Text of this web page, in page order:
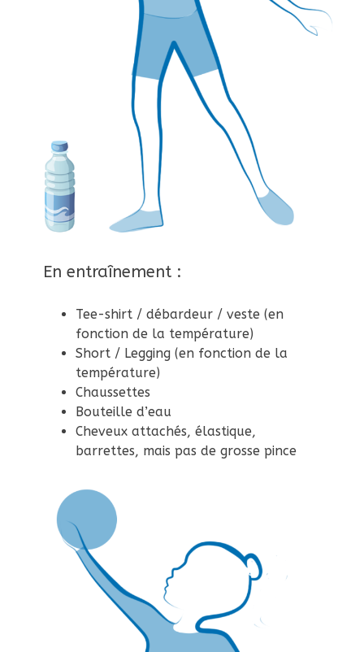
En entraînement :
Tee-shirt / débardeur / veste (en
fonction de la température)
Short / Legging (en fonction de la
température)
Chaussettes
Bouteille d’eau
Cheveux attachés, élastique,
barrettes, mais pas de grosse pince